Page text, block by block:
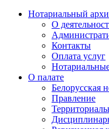
Нотариальный
О
Контакты
Оплата услуг
О палате
Белорусская
Правление